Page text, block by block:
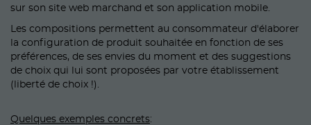
sur son site web marchand et son application mobile.
Les compositions permettent au consommateur d'élaborer
la configuration de produit souhaitée en fonction de ses
préférences, de ses envies du moment et des suggestions
de choix qui lui sont proposées par votre établissement
(liberté de choix !).
Quelques exemples concrets: